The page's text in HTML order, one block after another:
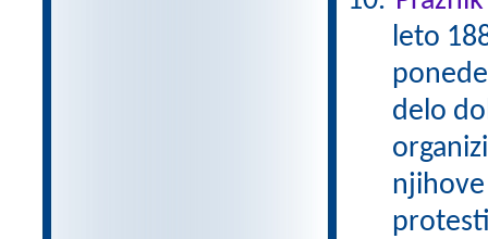
leto
delo
njihove